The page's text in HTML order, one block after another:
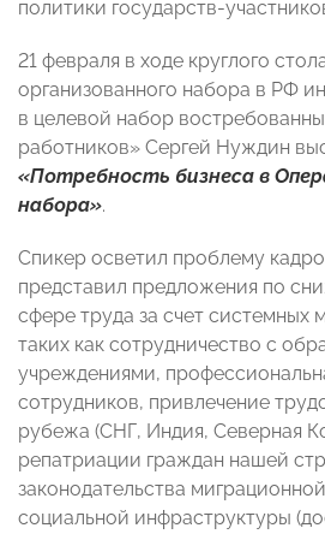
политики государств-
21 февраля в ходе круглого
организованного набора в РФ
в целевой набор
работников» Сергей Нуждин
«Потребность бизнеса в
набора».
Спикер осветил проблему
представил предложения по
сфере труда за счет системных
таких как сотрудничество с
учреждениями,
сотрудников, привлечение
рубежа (СНГ, Индия, Северная
репатриации граждан нашей
законодательства
социальной инфраструктуры